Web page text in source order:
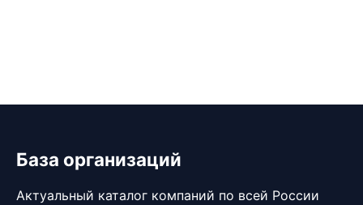
База организаций
Актуальный каталог компаний по всей России